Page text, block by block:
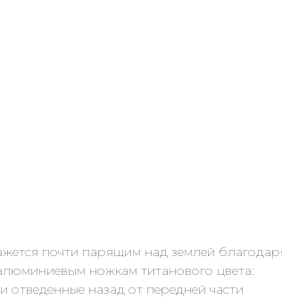
почти парящим над землей
ножкам титанового цвета:
отведенные назад от передней части